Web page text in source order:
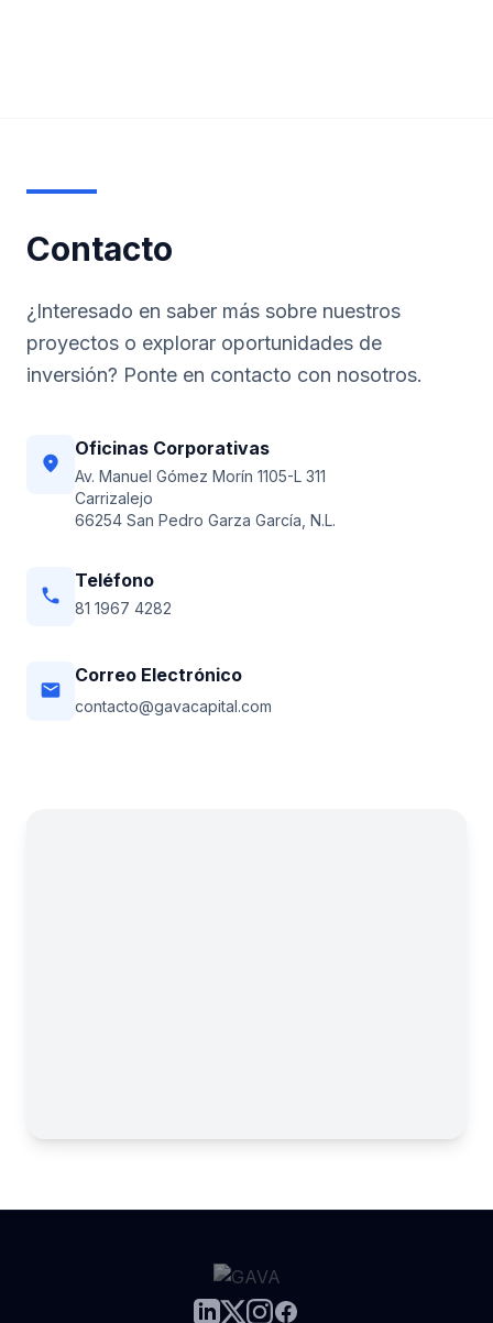
Contacto
¿Interesado en saber más sobre nuestros
proyectos o explorar oportunidades de
inversión? Ponte en contacto con nosotros.
location_on
Oficinas Corporativas
Av. Manuel Gómez Morín 1105-L 311
Carrizalejo
66254 San Pedro Garza García, N.L.
phone
Teléfono
81 1967 4282
email
Correo Electrónico
contacto@gavacapital.com